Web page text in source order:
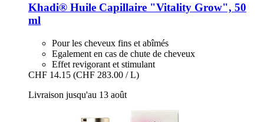
Khadi® Huile Capillaire "Vitality Grow", 50
ml
Pour les cheveux fins et abîmés
Egalement en cas de chute de cheveux
Effet revigorant et stimulant
CHF 14.15 (CHF 283.00 / L)
Livraison jusqu'au 13 août